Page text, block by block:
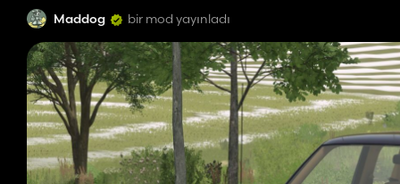
Maddog bir mod yayınladı